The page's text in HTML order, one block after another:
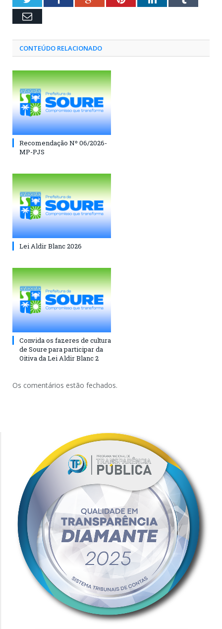
Email
CONTEÚDO RELACIONADO
Recomendação Nº 06/2026-
MP-PJS
Lei Aldir Blanc 2026
Convida os fazeres de cultura
de Soure para participar da
Oitiva da Lei Aldir Blanc 2
Os comentários estão fechados.